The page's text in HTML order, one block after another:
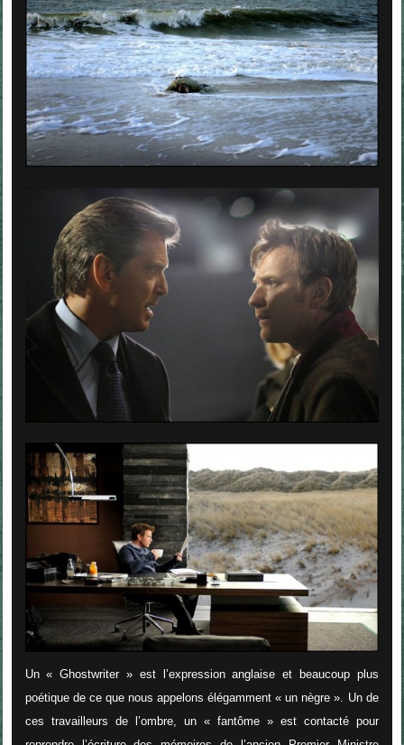
Un « Ghostwriter » est l’expression anglaise et beaucoup plus
poétique de ce que nous appelons élégamment « un nègre ». Un de
ces travailleurs de l’ombre, un « fantôme » est contacté pour